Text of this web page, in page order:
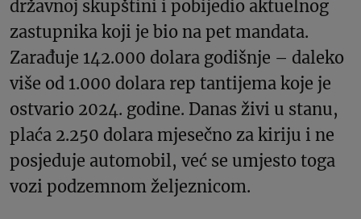
državnoj skupštini i pobijedio aktuelnog
zastupnika koji je bio na pet mandata.
Zarađuje 142.000 dolara godišnje – daleko
više od 1.000 dolara rep tantijema koje je
ostvario 2024. godine. Danas živi u stanu,
plaća 2.250 dolara mjesečno za kiriju i ne
posjeduje automobil, već se umjesto toga
vozi podzemnom željeznicom.